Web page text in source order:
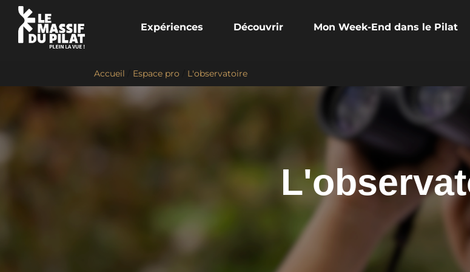
Expériences Découvrir Mon Week-End dans le Pilat
Accueil Espace pro L'observatoire